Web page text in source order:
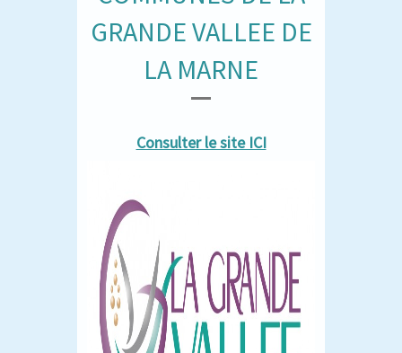
GRANDE VALLEE DE
LA MARNE
Consulter le site ICI